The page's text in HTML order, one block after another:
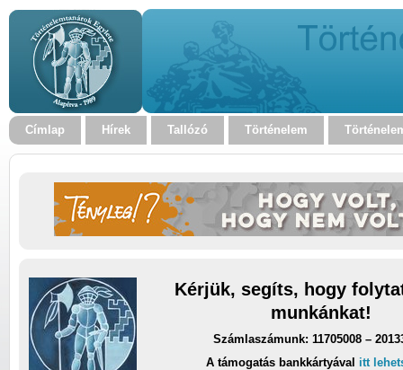
Címlap Hírek Tallózó Történelem
Kérjük, segíts, hogy
munkánkat!
Számlaszámunk: 11705008 –
A támogatás bankkártyával itt